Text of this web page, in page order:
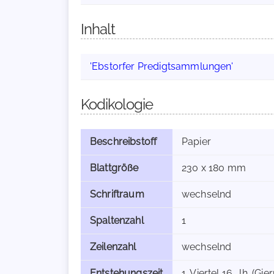
Inhalt
'Ebstorfer Predigtsammlungen'
Kodikologie
Beschreibstoff Papier
Blattgröße 230 x 180 mm
Schriftraum wechselnd
Spaltenzahl 1
Zeilenzahl wechselnd